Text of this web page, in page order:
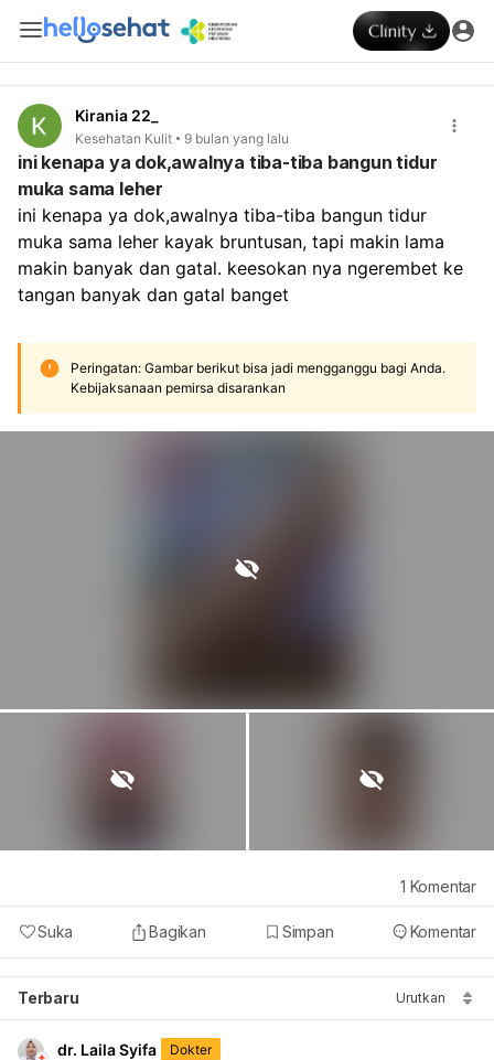
Kirania 22_
Kesehatan Kulit 9 bulan yang lalu
ini kenapa ya dok,awalnya tiba-tiba bangun tidur
muka sama leher
ini kenapa ya dok,awalnya tiba-tiba bangun tidur
muka sama leher kayak bruntusan, tapi makin lama
makin banyak dan gatal. keesokan nya ngerembet ke
tangan banyak dan gatal banget
Peringatan: Gambar berikut bisa jadi mengganggu bagi Anda.
Kebijaksanaan pemirsa disarankan
Suka Bagikan Simpan Komentar
1 Komentar
Terbaru Urutkan
dr. Laila Syifa
Dokter